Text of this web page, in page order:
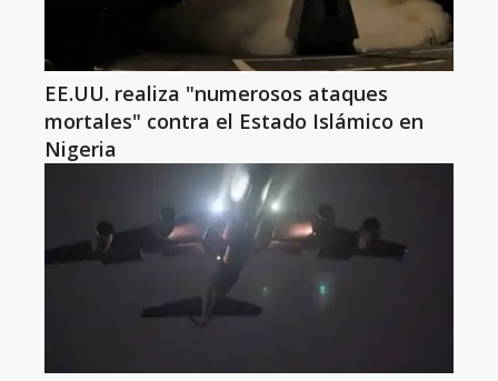
EE.UU. realiza "numerosos ataques
mortales" contra el Estado Islámico en
Nigeria